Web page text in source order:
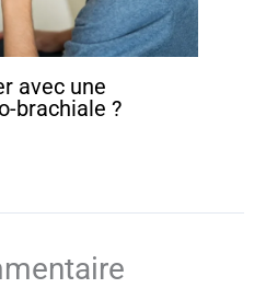
avec une
brachiale ?